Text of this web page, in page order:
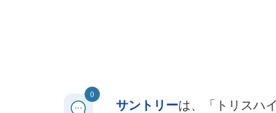
0
サントリーは、「トリスハ